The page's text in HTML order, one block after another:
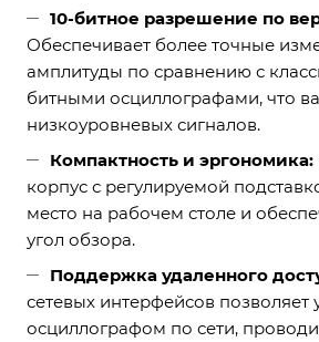
10-битное разрешение по
Обеспечивает более точные
амплитуды по сравнению с
битными осциллографами, что
низкоуровневых сигналов.
Компактность и эргономика:
корпус с регулируемой
место на рабочем столе и
угол обзора.
Поддержка удаленного
сетевых интерфейсов позволяет
осциллографом по сети,